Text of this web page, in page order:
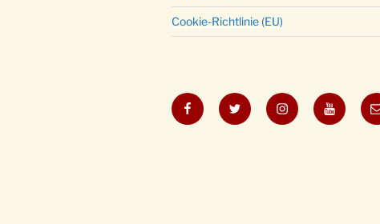
Cookie-Richtlinie (EU)
FacebookTwitter InstagramYouTube